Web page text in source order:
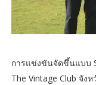
การแข่งขันจัดขึ้นแบบ
The Vintage Club จัง